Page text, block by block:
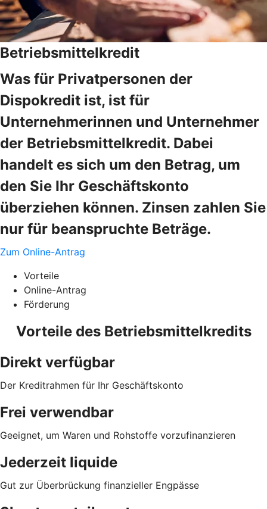
Betriebsmittelkredit
Was für Privatpersonen der
Dispokredit ist, ist für
Unternehmerinnen und Unternehmer
der Betriebsmittelkredit. Dabei
handelt es sich um den Betrag, um
den Sie Ihr Geschäftskonto
überziehen können. Zinsen zahlen Sie
nur für beanspruchte Beträge.
Zum Online-Antrag
Vorteile
Online-Antrag
Förderung
Vorteile des Betriebsmittelkredits
Direkt verfügbar
Der Kreditrahmen für Ihr Geschäftskonto
Frei verwendbar
Geeignet, um Waren und Rohstoffe vorzufinanzieren
Jederzeit liquide
Gut zur Überbrückung finanzieller Engpässe